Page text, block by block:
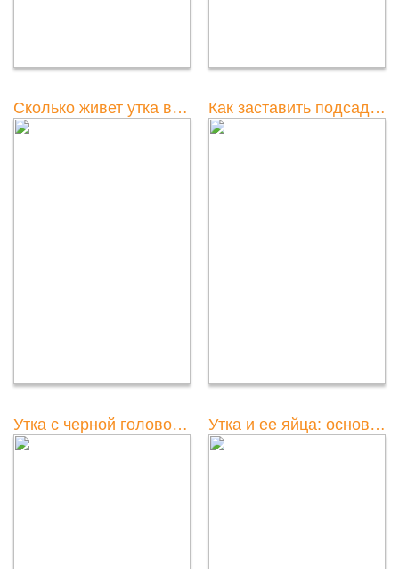
Сколько живет утка в природе? Как заставить подсадную утку крякать на охоте
Утка с черной головой и белым пятном: изучаем этот уникальный вид Утка и ее яйца: основные факты и характеристики